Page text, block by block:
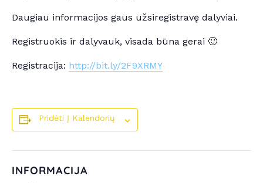
Daugiau informacijos gaus užsiregistravę dalyviai.
Registruokis ir dalyvauk, visada būna gerai 🙂
Registracija: http://bit.ly/2F9XRMY
Pridėti Į Kalendorių
INFORMACIJA